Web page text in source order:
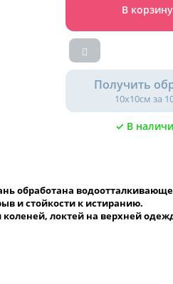
В корзину
Получить
10х10см за
✓ В
обработана
и стойкости к истиранию.
коленей, локтей на верхней